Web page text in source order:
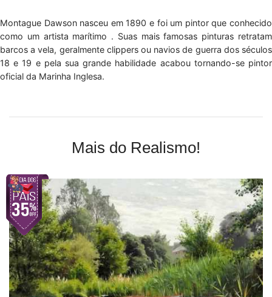
Montague Dawson nasceu em 1890 e foi um pintor que conhecido
como um artista marítimo . Suas mais famosas pinturas retratam
barcos a vela, geralmente clippers ou navios de guerra dos séculos
18 e 19 e pela sua grande habilidade acabou tornando-se pintor
oficial da Marinha Inglesa.
Mais do Realismo!